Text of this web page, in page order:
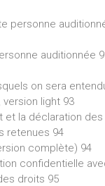
personne
auditionnée
on sera
light 93
et la déclaration
retenues 94
complète) 94
confidentielle
droits 95